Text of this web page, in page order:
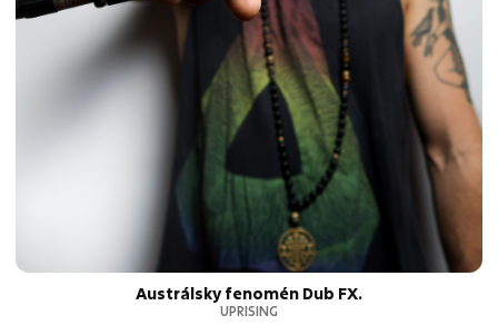
Austrálsky fenomén Dub FX.
UPRISING